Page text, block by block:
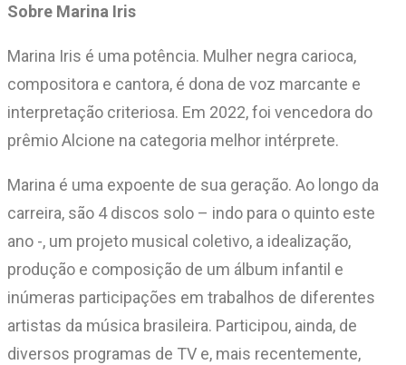
Sobre Marina Iris
Marina Iris é uma potência. Mulher negra carioca,
compositora e cantora, é dona de voz marcante e
interpretação criteriosa. Em 2022, foi vencedora do
prêmio Alcione na categoria melhor intérprete.
Marina é uma expoente de sua geração. Ao longo da
carreira, são 4 discos solo – indo para o quinto este
ano -, um projeto musical coletivo, a idealização,
produção e composição de um álbum infantil e
inúmeras participações em trabalhos de diferentes
artistas da música brasileira. Participou, ainda, de
diversos programas de TV e, mais recentemente,